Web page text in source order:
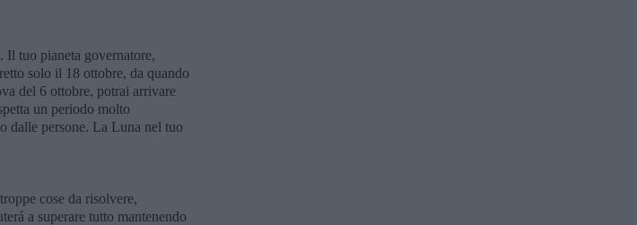
Il tuo pianeta governatore,
solo il 18 ottobre, da quando
del 6 ottobre, potrai arrivare
un periodo molto
dalle persone. La Luna nel tuo
cose da risolvere,
a superare tutto mantenendo